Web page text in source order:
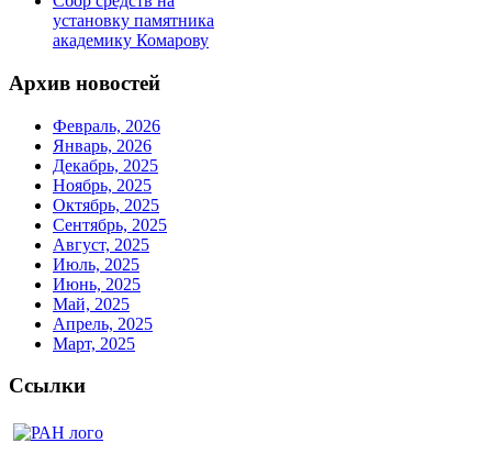
установку памятника
академику Комарову
Архив новостей
Февраль, 2026
Январь, 2026
Декабрь, 2025
Ноябрь, 2025
Октябрь, 2025
Сентябрь, 2025
Август, 2025
Июль, 2025
Июнь, 2025
Май, 2025
Апрель, 2025
Март, 2025
Ссылки